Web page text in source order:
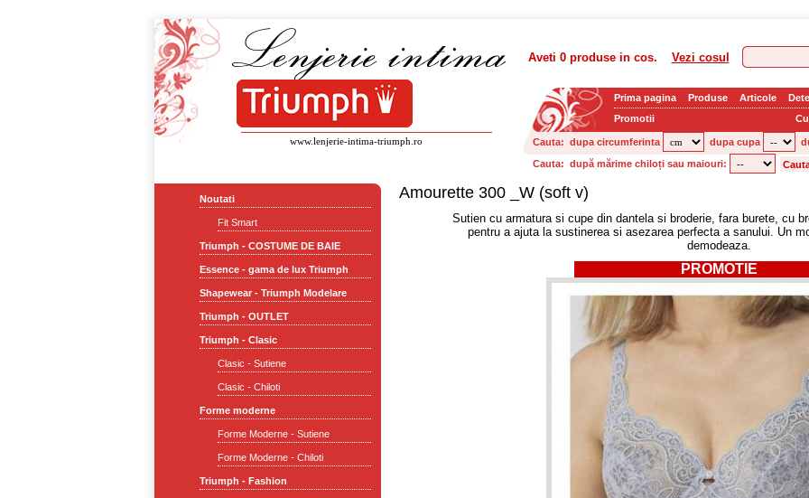
www.lenjerie-intima-triumph.ro
Aveti 0 produsein cos. Vezi cosul
Prima pagina Produse Articole
Promotii
Cauta: dupa circumferinta dupa cupa
Cauta: după mărime chiloți sau maiouri:
Noutati
Fit Smart
Triumph - COSTUME DE BAIE
Essence - gama de lux Triumph
Shapewear - Triumph Modelare
Triumph - OUTLET
Triumph - Clasic
Clasic - Sutiene
Clasic - Chiloti
Forme moderne
Forme Moderne - Sutiene
Forme Moderne - Chiloti
Triumph - Fashion
Amourette 300 _W (soft v)
Sutien cu armatura si cupe din dantela si broderie, fara burete, cu
pentru a ajuta la sustinerea si asezarea perfecta a sanului. Un
demodeaza.
PROMOTIE